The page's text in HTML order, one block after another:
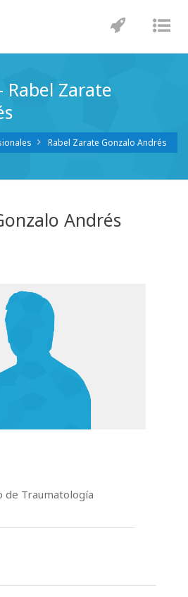
Rabel Zarate
Rabel Zarate Gonzalo Andrés
Andrés
de Traumatología